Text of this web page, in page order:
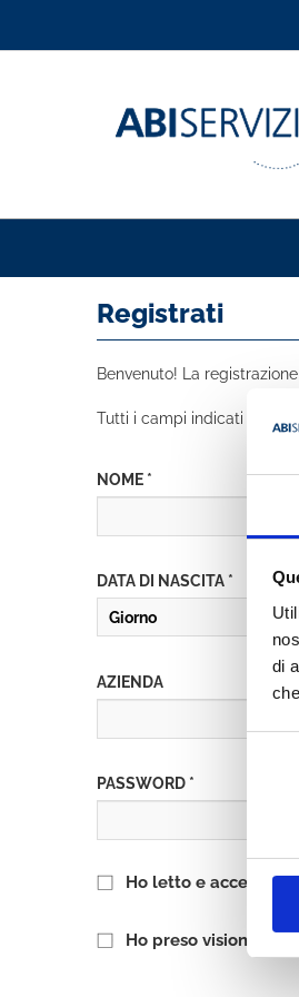
di
Registrati
Benvenuto! La
Tutti i campi indicati con *
NOME *
DATA DI NASCITA *
AZIENDA
PASSWORD *
Ho letto e accetto
Ho preso visione delle